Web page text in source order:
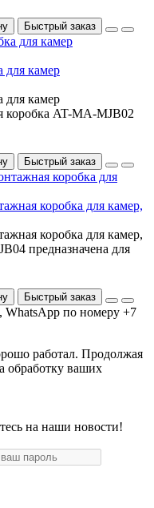
Быстрый заказ
для камер
для камер
AT-MA-MJB02
Быстрый заказ
коробка для камер,
коробка для камер,
предназначена для
Быстрый заказ
по номеру +7
работал. Продолжая
обработку ваших
на наши новости!